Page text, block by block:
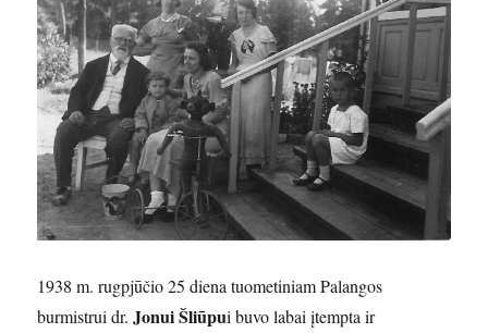
1938 m. rugpjūčio 25 diena tuometiniam Palangos
burmistrui dr.Jonui Šliūpui buvo labai įtempta ir